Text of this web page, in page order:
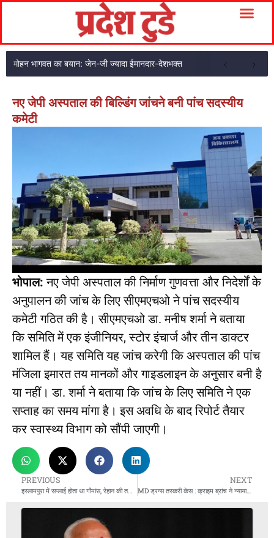
मोहन भागवत का बयान: जेन-जी ज्यादा ईमानदार-देशभक्त
नए जेपी अस्पताल की बिल्डिंग जांचने बनी पांच सदस्यीय
कमेटी
भोपाल: नए जेपी अस्पताल की निर्माण गुणवत्ता और निदेर्शों के
अनुपालन की जांच के लिए सीएमएचओ ने पांच सदस्यीय
कमेटी गठित की है। सीएमएचओ डा. मनीष शर्मा ने बताया
कि समिति में एक इंजीनियर, स्टोर इंचार्ज और तीन डाक्टर
शामिल हैं। यह समिति यह जांच करेगी कि अस्पताल की पांच
मंजिला इमारत तय मानकों और गाइडलाइन के अनुसार बनी है
या नहीं। डा. शर्मा ने बताया कि जांच के लिए समिति ने एक
सप्ताह का समय मांगा है। इस अवधि के बाद रिपोर्ट तैयार
कर स्वास्थ्य विभाग को सौंपी जाएगी।
PREVIOUS
इस्लामपुरा में सप्लाई होता था गौमांस, रेहान की तलाश में छापेमारी, ड्रायवर रिमांड पर
NEXT
MD ड्रग्स तस्करी केस : क्राइम ब्रांच ने न्यायालय में पेश की एफएसएल रिपोर्ट